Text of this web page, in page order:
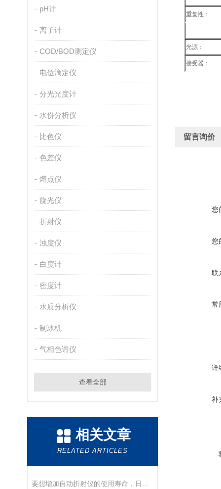
pH计
离子计
COD/BOD测定仪
电位滴定仪
分光光度计
水份分析仪
比色仪
色差仪
熔点仪
旋光仪
折射仪
浊度仪
白度计
密度计
水质分析仪
制冰机
气相色谱仪
查看全部
相关文章
RELATED ARTICLES
重复性：
光源：
接受器：
留言询价
您
您
联
常
详
补